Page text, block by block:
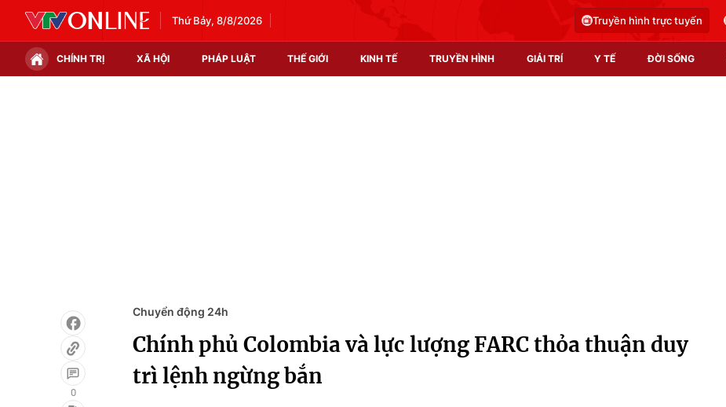
Thứ Bảy, 8/8/2026 Truyền hình trực tuyến
CHÍNH TRỊ XÃ HỘI PHÁP LUẬT THẾ GIỚI KINH TẾ TRUYỀN HÌNH GIẢI TRÍ Y TẾ ĐỜI SỐNG
Infographic
0
Chuyển động 24h
Chính phủ Colombia và lực lượng FARC thỏa thuận duy
trì lệnh ngừng bắn